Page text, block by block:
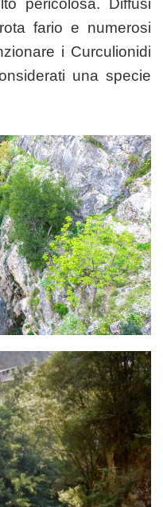
fario e numerosi
i Curculionidi
una specie